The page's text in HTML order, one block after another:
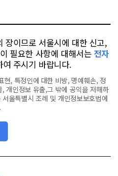
장이므로 서울시에 대한 신고,
필요한 사항에 대해서는 전자
여 주시기 바랍니다.
현, 특정인에 대한 비방, 명예훼손, 정
개인정보 유출,그 밖에 공익을 저해하
울특별시 조례 및 개인정보보호법에